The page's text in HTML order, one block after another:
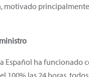
motivado
Español ha funcionado
100% las 24 horas,